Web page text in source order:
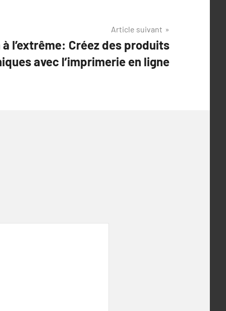
Article suivant
l’extrême: Créez des produits
avec l’imprimerie en ligne